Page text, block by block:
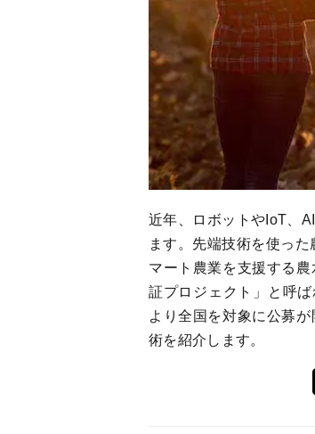
近年、ロボットやIoT、
ます。先端技術を使っ
マート農業を支援する
証プロジェクト」と呼
より全国を対象に公募
術を紹介します。